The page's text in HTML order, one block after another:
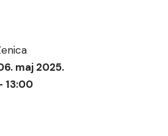
maj 2025.
13:00